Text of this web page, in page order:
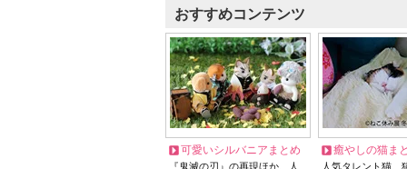
おすすめコンテンツ
可愛いシルバニアまとめ
『鬼滅の刃』の再現ほか、人
癒やしの猫ま
人気タレント猫